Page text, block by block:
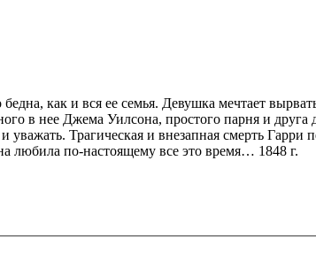
как и вся ее семья. Девушка мечтает
в нее Джема Уилсона, простого парня и
уважать. Трагическая и внезапная смерть
любила по-настоящему все это время… 1848 г.